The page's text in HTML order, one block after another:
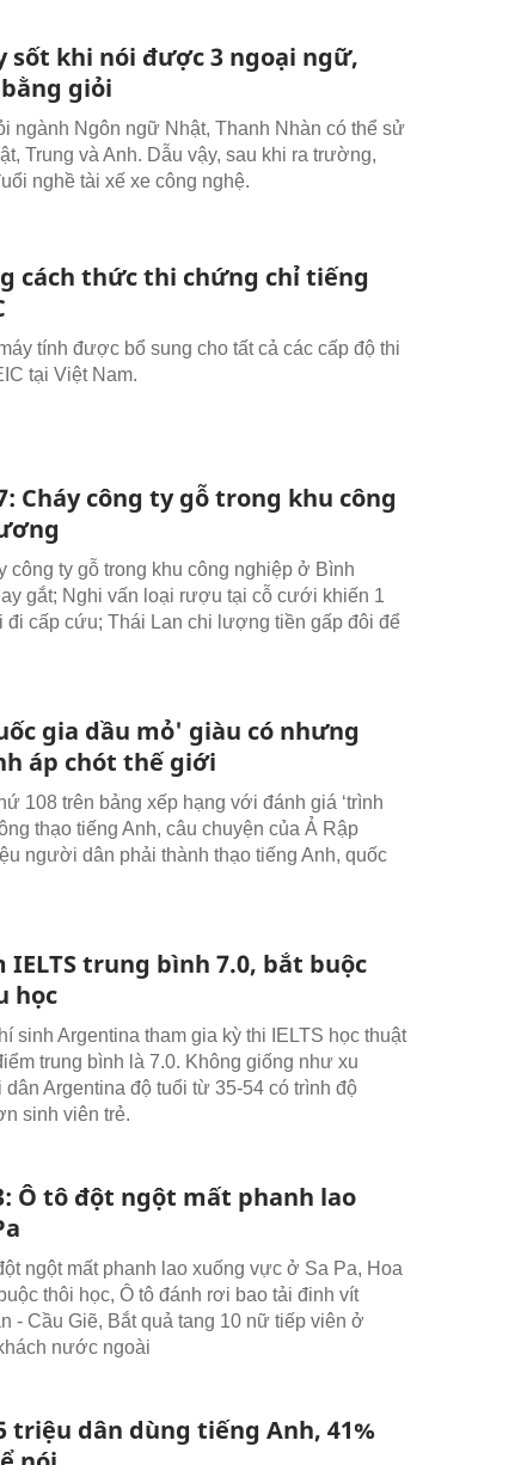
sốt khi nói được 3 ngoại ngữ,
giỏi
ngành Ngôn ngữ Nhật, Thanh Nhàn có thể sử
Trung và Anh. Dẫu vậy, sau khi ra trường,
nghề tài xế xe công nghệ.
cách thức thi chứng chỉ tiếng
tính được bổ sung cho tất cả các cấp độ thi
tại Việt Nam.
Cháy công ty gỗ trong khu công
công ty gỗ trong khu công nghiệp ở Bình
gắt; Nghi vấn loại rượu tại cỗ cưới khiến 1
cấp cứu; Thái Lan chi lượng tiền gấp đôi để
gia dầu mỏ' giàu có nhưng
áp chót thế giới
108 trên bảng xếp hạng với đánh giá ‘trình
thạo tiếng Anh, câu chuyện của Ả Rập
người dân phải thành thạo tiếng Anh, quốc
IELTS trung bình 7.0, bắt buộc
học
sinh Argentina tham gia kỳ thi IELTS học thuật
trung bình là 7.0. Không giống như xu
Argentina độ tuổi từ 35-54 có trình độ
sinh viên trẻ.
Ô tô đột ngột mất phanh lao
ngột mất phanh lao xuống vực ở Sa Pa, Hoa
thôi học, Ô tô đánh rơi bao tải đinh vít
- Cầu Giẽ, Bắt quả tang 10 nữ tiếp viên ở
nước ngoài
triệu dân dùng tiếng Anh, 41%